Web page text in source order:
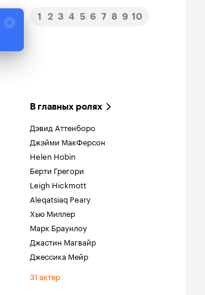
8.7
1 2 3 4 5 6 7 8 9 10
В главных ролях
Дэвид Аттенборо
Джэйми МакФерсон
Helen Hobin
Берти Грегори
Leigh Hickmott
Aleqatsiaq Peary
Хью Миллер
Марк Браунлоу
Джастин Магвайр
Джессика Мейр
31 актер